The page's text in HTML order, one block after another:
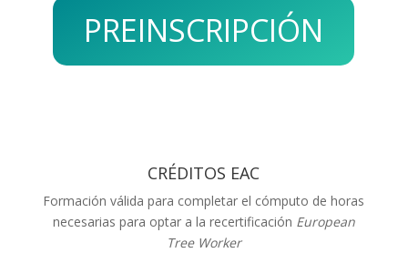
PREINSCRIPCIÓN
CRÉDITOS EAC
Formación válida para completar el cómputo de horas
necesarias para optar a la recertificación European
Tree Worker